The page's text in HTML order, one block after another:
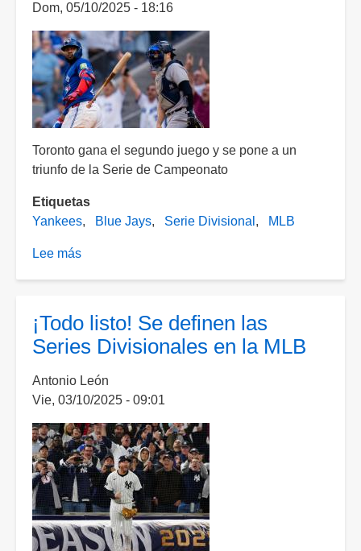
Jays
Dom, 05/10/2025 - 18:16
Toronto gana el segundo juego y se pone a un
triunfo de la Serie de Campeonato
Etiquetas
Yankees
Blue Jays Serie Divisional MLB
Lee más
Jays
superan
Yankees
en
el
J2
de
la
Serie
Divisional
¡Todo listo! Se definen las
Series Divisionales en la MLB
Antonio León
Vie, 03/10/2025 - 09:01